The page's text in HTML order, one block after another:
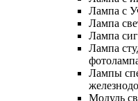
Лампа с
Лампа
Лампа
Лампа
Лампы
Модуль